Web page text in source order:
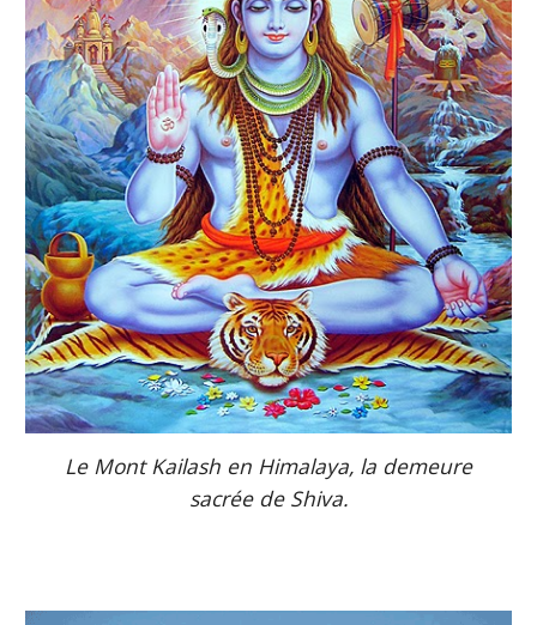
Le Mont Kailash en Himalaya, la demeure
sacrée de Shiva.